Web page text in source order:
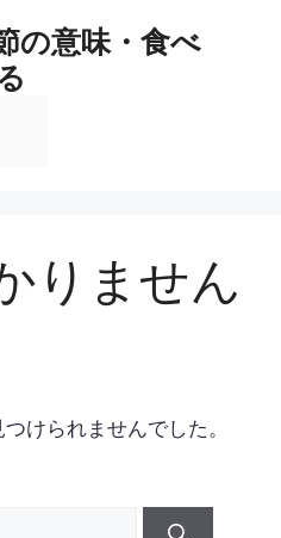
の意味・食べ
りません
けられませんでした。